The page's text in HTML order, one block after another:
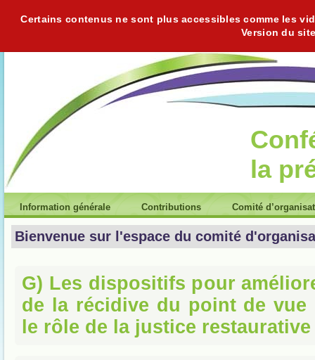
Certains contenus ne sont plus accessibles comme les
Version du
la
Information générale Contributions Comité
Bienvenue sur l'espace du comité
G) Les dispositifs pour
de la récidive du point de vue
le rôle de la justice restaurative